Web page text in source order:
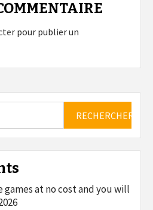
pour publier un
games at no cost and you will